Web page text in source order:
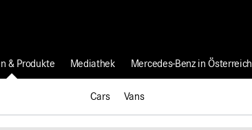
& Produkte
Cars Vans
Mediathek Mercedes-Benz in Österreich